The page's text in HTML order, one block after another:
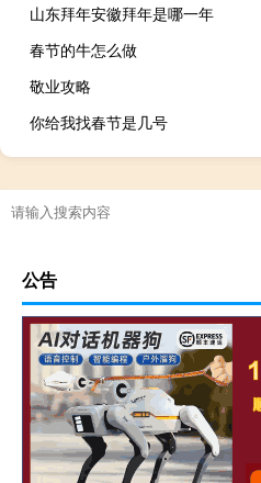
山东拜年安徽拜年是哪一年
春节的牛怎么做
敬业攻略
你给我找春节是几号
公告